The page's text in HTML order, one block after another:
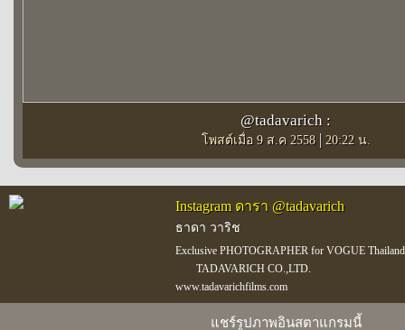
@tadavarich :
โพสต์เมื่อ 9 ส.ค 2558 | 20:22 น.
Instagram ดารา @tadavarich
ธาดา วาริช
Exclusive PHOTOGRAPHER for VOGUE
TADAVARICH CO.,LTD.
www.tadavarichfilms.com
แชร์รูปภาพอินสตาแกรมนี้